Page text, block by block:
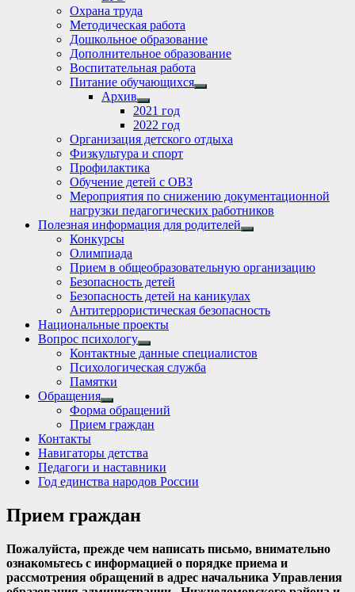
Охрана труда
Методическая работа
Дошкольное образование
Дополнительное образование
Воспитательная работа
Питание обучающихся
Show
Архив
Show
sub
menu
2021 год
2022 год
Организация детского отдыха
Физкультура и спорт
Профилактика
Обучение детей с ОВЗ
Мероприятия по снижению документационной
нагрузки педагогических работников
Полезная информация для родителей
Show
Конкурсы
Олимпиада
Прием в общеобразовательную организацию
Безопасность детей
Безопасность детей на каникулах
Антитеррористическая безопасность
Национальные проекты
Вопрос психологу
Show
sub
menu
Контактные данные специалистов
Психологическая служба
Памятки
Обращения
Show
sub
menu
Форма обращений
Прием граждан
Контакты
Навигаторы детства
Педагоги и наставники
Год единства народов России
Прием граждан
Пожалуйста, прежде чем написать письмо, внимательно
ознакомьтесь с информацией о порядке приема и
рассмотрения обращений в адрес начальника Управления